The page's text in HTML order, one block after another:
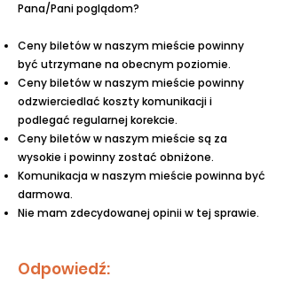
Pana/Pani poglądom?
Ceny biletów w naszym mieście powinny
być utrzymane na obecnym poziomie.
Ceny biletów w naszym mieście powinny
odzwierciedlać koszty komunikacji i
podlegać regularnej korekcie.
Ceny biletów w naszym mieście są za
wysokie i powinny zostać obniżone.
Komunikacja w naszym mieście powinna być
darmowa.
Nie mam zdecydowanej opinii w tej sprawie.
Odpowiedź: